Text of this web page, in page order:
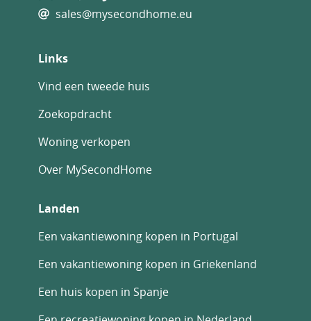
sales@mysecondhome.eu
Links
Vind een tweede huis
Zoekopdracht
Woning verkopen
Over MySecondHome
Landen
Een vakantiewoning kopen in Portugal
Een vakantiewoning kopen in Griekenland
Een huis kopen in Spanje